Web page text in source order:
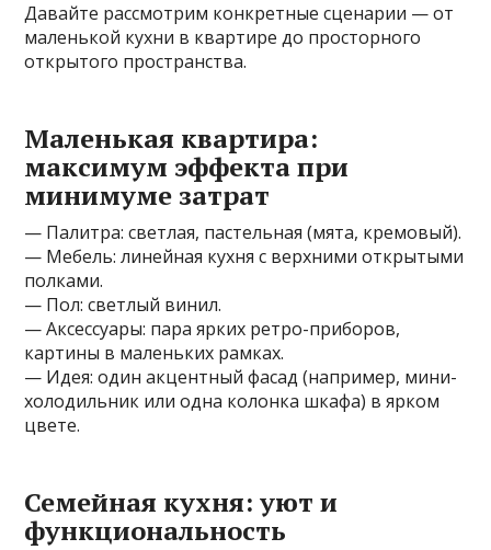
Давайте рассмотрим конкретные сценарии — от
маленькой кухни в квартире до просторного
открытого пространства.
Маленькая квартира:
максимум эффекта при
минимуме затрат
— Палитра: светлая, пастельная (мята, кремовый).
— Мебель: линейная кухня с верхними открытыми
полками.
— Пол: светлый винил.
— Аксессуары: пара ярких ретро-приборов,
картины в маленьких рамках.
— Идея: один акцентный фасад (например, мини-
холодильник или одна колонка шкафа) в ярком
цвете.
Семейная кухня: уют и
функциональность